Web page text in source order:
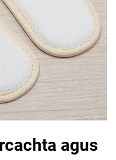
agus